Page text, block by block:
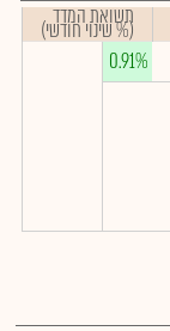
תשואת המדד
(% שינוי חודשי)
0.91%